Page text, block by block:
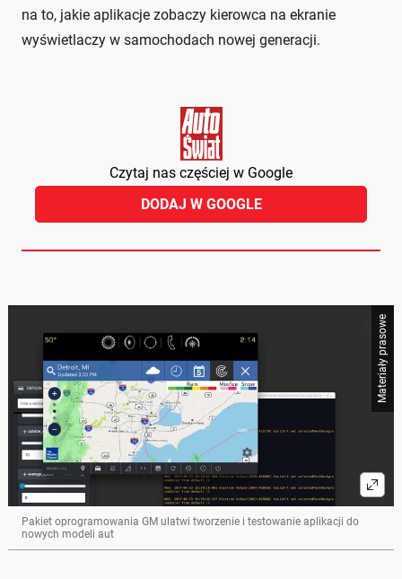
na to, jakie aplikacje zobaczy kierowca na ekranie
wyświetlaczy w samochodach nowej generacji.
Czytaj nas częściej w Google
DODAJ W GOOGLE
Materiały prasowe
Pakiet oprogramowania GM ulatwi tworzenie i testowanie aplikacji do
nowych modeli aut